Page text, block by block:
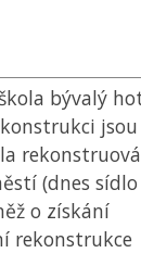
bývalý
jsou
(dnes sídlo
o získání
rekonstrukce